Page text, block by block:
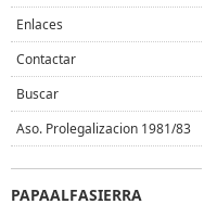
Enlaces
Contactar
Buscar
Aso. Prolegalizacion 1981/83
PAPAALFASIERRA